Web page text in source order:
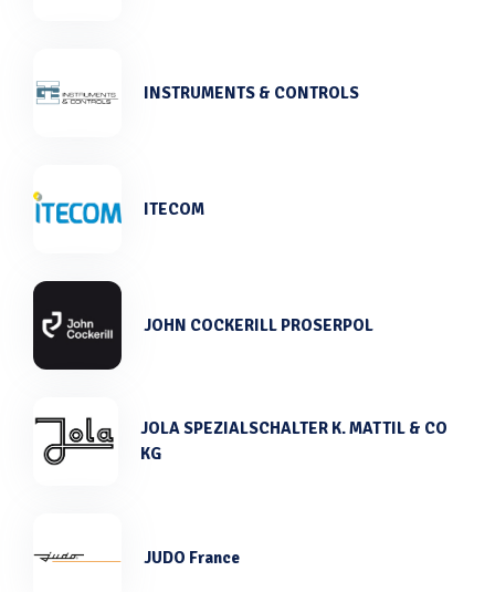
INSTRUMENTS & CONTROLS
ITECOM
JOHN COCKERILL PROSERPOL
JOLA SPEZIALSCHALTER K. MATTIL & CO
KG
JUDO France